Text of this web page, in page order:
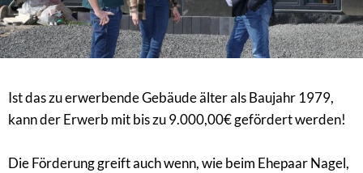
Ist das zu erwerbende Gebäude älter als Baujahr 1979,
kann der Erwerb mit bis zu 9.000,00€ gefördert werden!
Die Förderung greift auch wenn, wie beim Ehepaar Nagel,